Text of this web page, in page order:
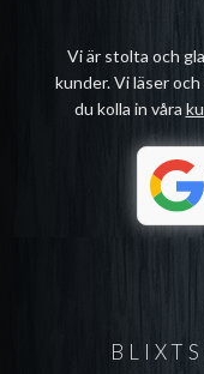
Vi är stolta och
kunder. Vi läser
du kolla in våra